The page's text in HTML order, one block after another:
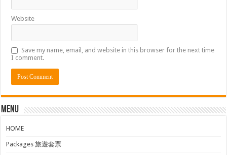
Website
Save my name, email, and website in this browser for the next time
I comment.
Menu
HOME
Packages 旅遊套票